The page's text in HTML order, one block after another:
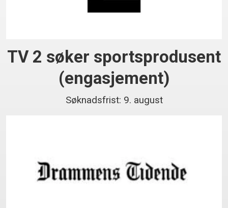
TV 2 søker sportsprodusent
(engasjement)
Søknadsfrist: 9. august